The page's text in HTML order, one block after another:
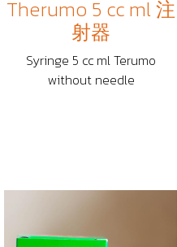
Therumo 5 cc ml 注
射器
Syringe 5 cc ml Terumo
without needle